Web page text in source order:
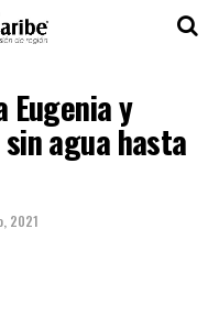
Eugenia y
agua hasta
2021